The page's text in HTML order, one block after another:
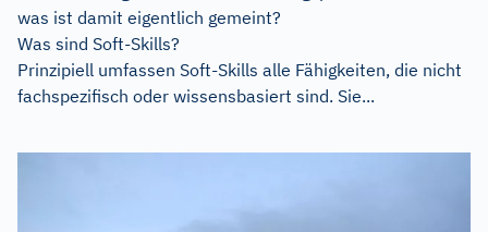
was ist damit eigentlich gemeint?
Was sind Soft-Skills?
Prinzipiell umfassen Soft-Skills alle Fähigkeiten, die nicht
fachspezifisch oder wissensbasiert sind. Sie...